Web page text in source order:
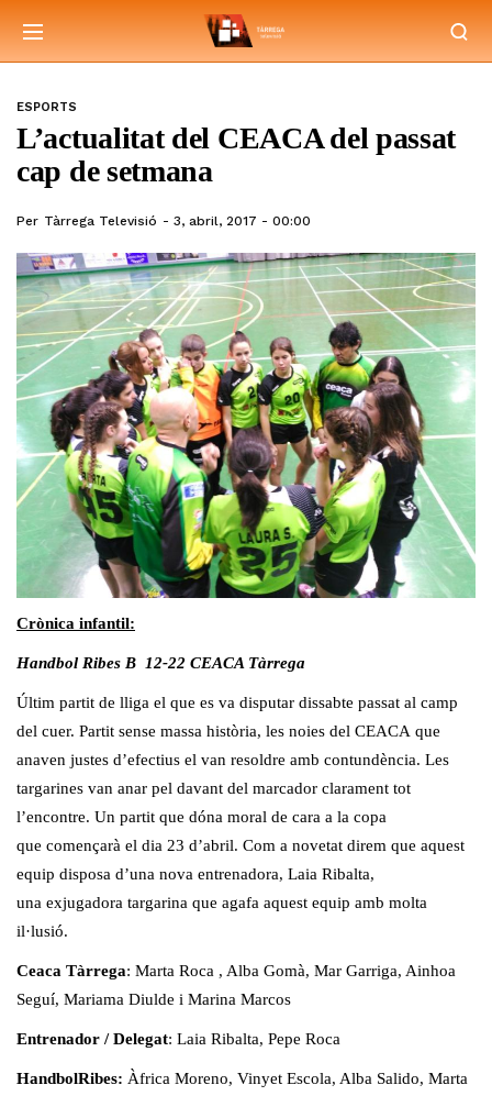
ESPORTS
L’actualitat del CEACA del passat
cap de setmana
Per Tàrrega Televisió 3, abril, 2017 - 00:00
Crònica infantil:
Handbol Ribes B 12-22 CEACA Tàrrega
Últim partit de lliga el que es va disputar dissabte passat al camp
del cuer. Partit sense massa història, les noies del CEACA que
anaven justes d’efectius el van resoldre amb contundència. Les
targarines van anar pel davant del marcador clarament tot
l’encontre. Un partit que dóna moral de cara a la copa
que començarà el dia 23 d’abril. Com a novetat direm que aquest
equip disposa d’una nova entrenadora, Laia Ribalta,
una exjugadora targarina que agafa aquest equip amb molta
il·lusió.
Ceaca Tàrrega: Marta Roca , Alba Gomà, Mar Garriga, Ainhoa
Seguí, Mariama Diulde i Marina Marcos
Entrenador / Delegat: Laia Ribalta, Pepe Roca
HandbolRibes: Àfrica Moreno, Vinyet Escola, Alba Salido, Marta